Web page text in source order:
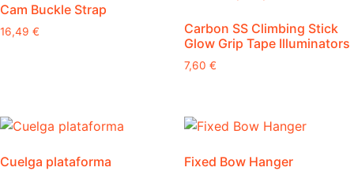
variantes.
Las
en
página
Cam Buckle Strap
16,49 €
Carbon SS Climbing Stick
Glow Grip Tape Illuminators
7,60 €
Cuelga plataforma Fixed Bow Hanger